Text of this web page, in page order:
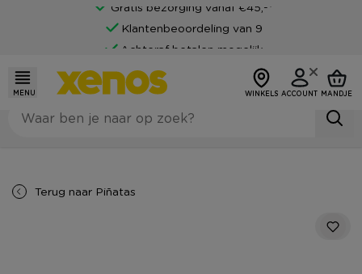
Gratis bezorging vanaf €45,-*
Klantenbeoordeling van 9
Achteraf betalen mogelijk
MENU WINKELS ACCOUNT MANDJE
Terug naar Piñatas